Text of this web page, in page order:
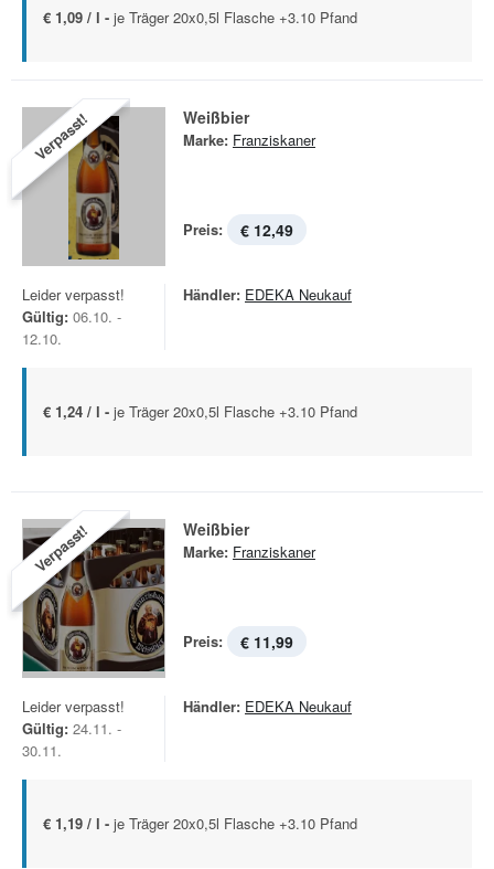
€ 1,09 / l - je Träger 20x0,5l Flasche +3.10 Pfand
Verpasst! Weißbier
Marke: Franziskaner
Preis: € 12,49
Leider verpasst!
Gültig: 06.10. -
12.10.
Händler: EDEKA Neukauf
€ 1,24 / l - je Träger 20x0,5l Flasche +3.10 Pfand
Verpasst! Weißbier
Marke: Franziskaner
Preis: € 11,99
Leider verpasst!
Gültig: 24.11. -
30.11.
Händler: EDEKA Neukauf
€ 1,19 / l - je Träger 20x0,5l Flasche +3.10 Pfand